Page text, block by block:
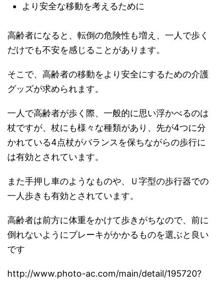
より安全な移動を考えるために
高齢者になると、転倒の危険性も増え、一人で歩く
だけでも不安を感じることがあります。
そこで、高齢者の移動をより安全にするための介護
グッズが求められます。
一人で高齢者が歩く際、一般的に思い浮かべるのは
杖ですが、杖にも様々な種類があり、先が4つに分
かれている4点杖がバランスを保ちながらの歩行に
は有効とされています。
また手押し車のようなものや、Ｕ字型の歩行器での
一人歩きも有効とされています。
高齢者は前方に体重をかけて歩きがちなので、前に
倒れないようにブレーキがかかるものを選ぶと良い
です
http://www.photo-ac.com/main/detail/195720?